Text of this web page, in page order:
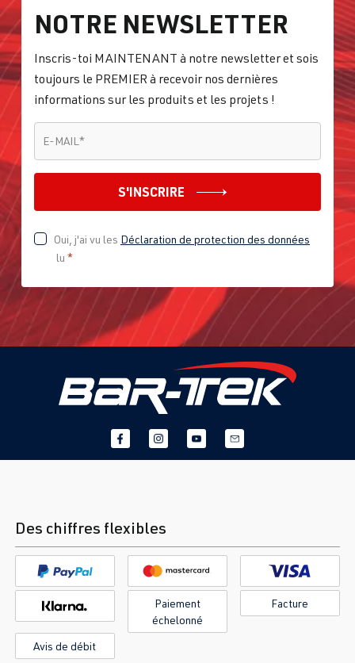
NOTRE NEWSLETTER
Inscris-toi MAINTENANT à notre newsletter et sois
toujours le PREMIER à recevoir nos dernières
informations sur les produits et les projets !
E-MAIL *
S'INSCRIRE
Oui, j'ai vu les Déclaration de protection des données
lu *
Des chiffres flexibles
Paiement
échelonné
Facture
Avis de débit